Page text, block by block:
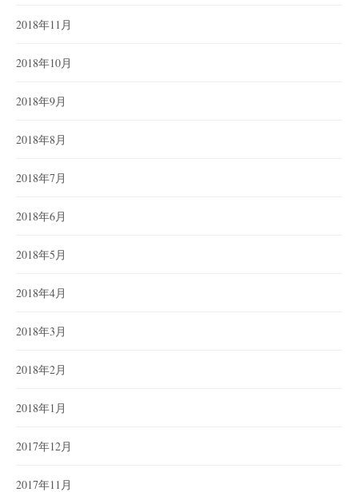
2018年11月
2018年10月
2018年9月
2018年8月
2018年7月
2018年6月
2018年5月
2018年4月
2018年3月
2018年2月
2018年1月
2017年12月
2017年11月